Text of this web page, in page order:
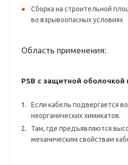
Сборка на строительной
во взрывоопасных условиях
Область применения:
PSB с защитной оболочкой
Если кабель подвергается
неорганических химикатов.
Там, где предъявляются
механическим свойствам